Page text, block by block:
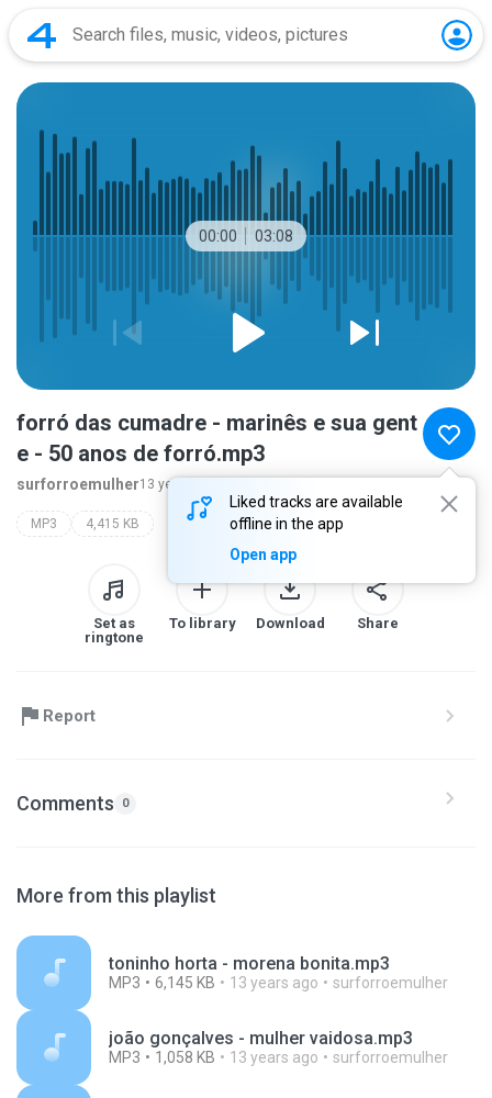
00:00 03:08
Liked tracks are available
offline in the app
Open app
forró das cumadre - marinês e sua gent
e - 50 anos de forró.mp3
surforroemulher13 years ago
MP3 4,415 KB
Set as
ringtone
To library Download Share
Report
Comments 0
More from this playlist
toninho horta - morena bonita.mp3
MP3 6,145 KB 13 years ago surforroemulher
joão gonçalves - mulher vaidosa.mp3
MP3 1,058 KB 13 years ago surforroemulher